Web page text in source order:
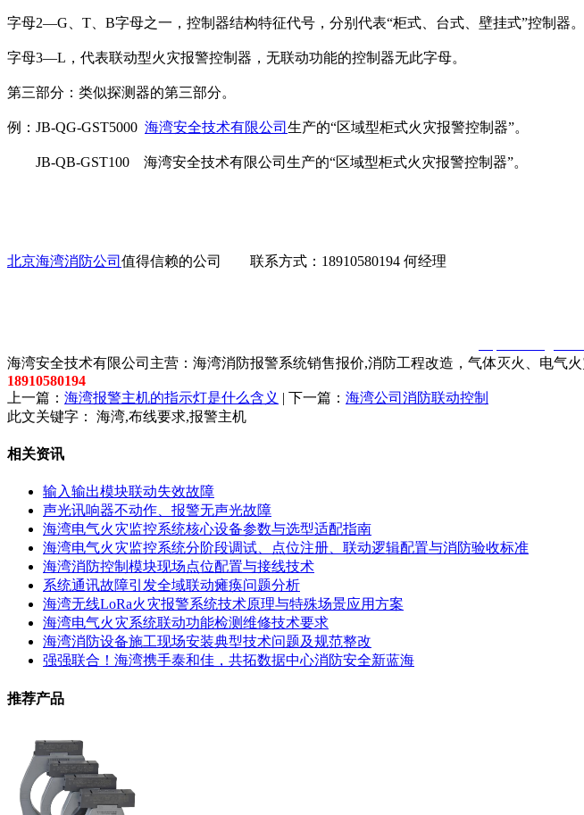
字母2—G、T、B字母之一，控制器结构特征代号，分别代表“柜式、台式、壁挂式”控制器。
字母3—L，代表联动型火灾报警控制器，无联动功能的控制器无此字母。
第三部分：类似探测器的第三部分。
例：JB-QG-GST5000 海湾安全技术有限公司 生产的“区域型柜式火灾报警控制器”。
JB-QB-GST100 海湾安全技术有限公司生产的“区域型柜式火灾报警控制器”。
北京海湾消防公司 值得信赖的公司 联系方式：18910580194 何经理
海湾安全技术有限公司主营：海湾消防报警系统销售报价,消防工程改造，气体灭火、电气
18910580194
上一篇： 海湾报警主机的指示灯是什么含义 | 下一篇： 海湾公司消防联动控制
此文关键字：
海湾,布线要求,报警主机
相关资讯
输入输出模块联动失效故障
声光讯响器不动作、报警无声光故障
海湾电气火灾监控系统核心设备参数与选型适配指南
海湾电气火灾监控系统分阶段调试、点位注册、联动逻辑配置与消防验收标准
海湾消防控制模块现场点位配置与接线技术
系统通讯故障引发全域联动瘫痪问题分析
海湾无线LoRa火灾报警系统技术原理与特殊场景应用方案
海湾电气火灾系统联动功能检测维修技术要求
海湾消防设备施工现场安装典型技术问题及规范整改
强强联合！海湾携手泰和佳，共拓数据中心消防安全新蓝海
推荐产品